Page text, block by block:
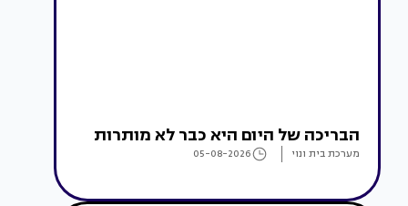
הבריכה של היום היא כבר לא מותרות
מערכת בית ונוי 05-08-2026